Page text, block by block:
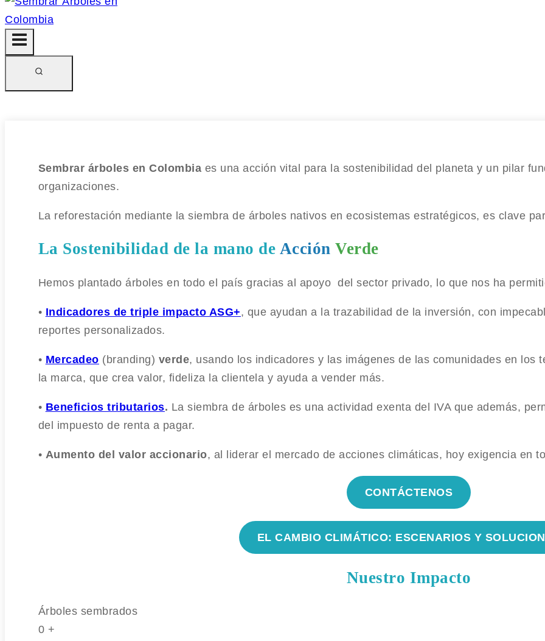
Sembrar árboles en Colombia es una acción vital para la sostenibilidad del planeta y un pilar
organizaciones.
La reforestación mediante la siembra de árboles nativos en ecosistemas estratégicos, es clave
La Sostenibilidad de la mano de Acción Verde
Hemos plantado árboles en todo el país gracias al apoyo del sector privado, lo que nos ha
• Indicadores de triple impacto ASG+, que ayudan a la trazabilidad de la inversión, con
reportes personalizados.
• Mercadeo (branding) verde, usando los indicadores y las imágenes de las comunidades en los
la marca, que crea valor, fideliza la clientela y ayuda a vender más.
• Beneficios tributarios. La siembra de árboles es una actividad exenta del IVA que además,
del impuesto de renta a pagar.
• Aumento del valor accionario, al liderar el mercado de acciones climáticas, hoy exigencia en
CONTÁCTENOS
EL CAMBIO CLIMÁTICO: ESCENARIOS Y
Nuestro Impacto
Árboles sembrados
0 +